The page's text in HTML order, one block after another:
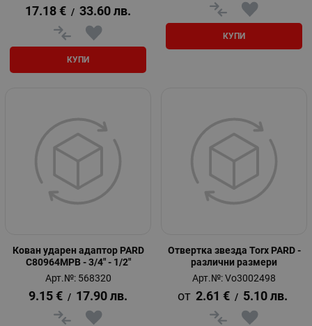
17.18 € / 33.60 лв.
КУПИ
КУПИ
Кован ударен адаптор PARD
C80964MPB - 3/4" - 1/2"
Арт.№: 568320
9.15 € / 17.90 лв.
Отвертка звезда Torx PARD -
различни размери
Арт.№: Vo3002498
2.61 € / 5.10 лв.